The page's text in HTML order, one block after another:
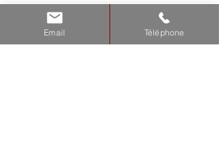
Email Téléphone